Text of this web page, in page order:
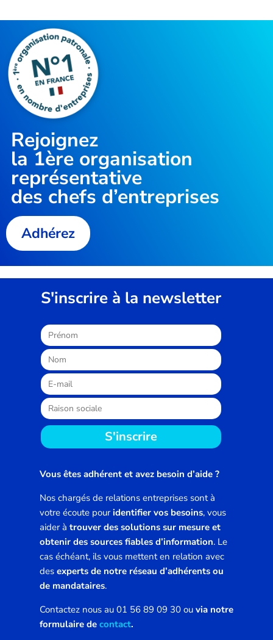
Rejoignez
la 1ère organisation
représentative
des chefs d’entreprises
Adhérez
S'inscrire à la newsletter
S'inscrire
Vous êtes adhérent et avez besoin d’aide ?
Nos chargés de relations entreprises sont à
votre écoute pouridentifier vos besoins, vous
aider à trouver des solutions sur mesure et
obtenir des sources fiables d’information. Le
cas échéant, ils vous mettent en relation avec
des experts de notre réseau d’adhérents ou
de mandataires.
Contactez nous au 01 56 89 09 30 ou via notre
formulaire de contact.